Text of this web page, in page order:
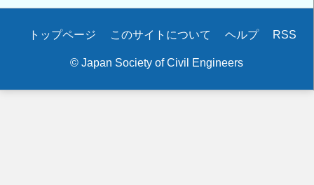
Secondary
トップページ このサイトについて ヘルプ RSS
© Japan Society of Civil Engineers